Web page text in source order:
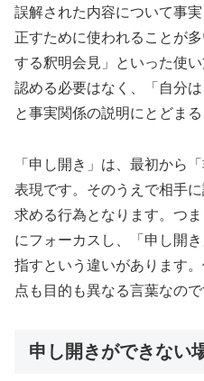
誤解された内容について事
正すために使われることが
する釈明会見」といった使
認める必要はなく、「自分
と事実関係の説明にとどまる
「申し開き」は、最初から
表現です。そのうえで相手
求める行為となります。つ
にフォーカスし、「申し開
指すという違いがあります
点も目的も異なる言葉なので
申し開きができない